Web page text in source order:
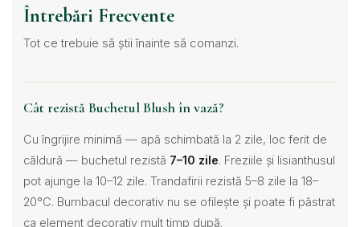
Întrebări Frecvente
Tot ce trebuie să știi înainte să comanzi.
Cât rezistă Buchetul Blush în vază?
Cu îngrijire minimă — apă schimbată la 2 zile, loc ferit de
căldură — buchetul rezistă 7–10 zile. Freziile și lisianthusul
pot ajunge la 10–12 zile. Trandafirii rezistă 5–8 zile la 18–
20°C. Bumbacul decorativ nu se ofilește și poate fi păstrat
ca element decorativ mult timp după.